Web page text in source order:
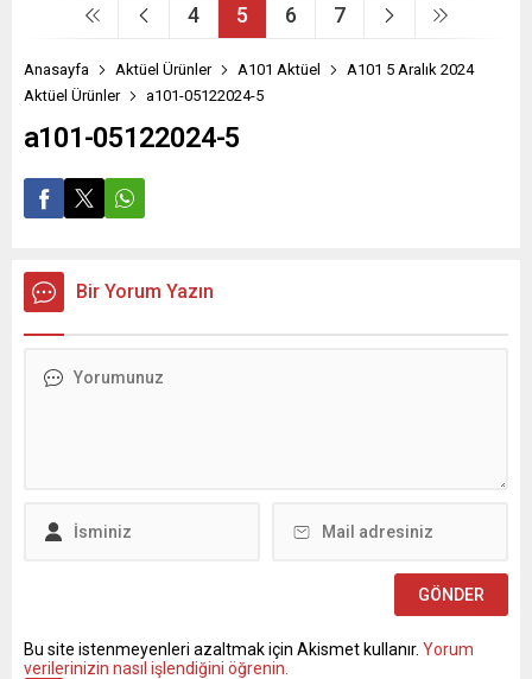
4 5 6 7
Anasayfa Aktüel Ürünler A101 Aktüel
A101 5 Aralık 2024
Aktüel Ürünler
a101-05122024-5
a101-05122024-5
Bir Yorum Yazın
Bu site istenmeyenleri azaltmak için Akismet kullanır. Yorum
verilerinizin nasıl işlendiğini öğrenin.